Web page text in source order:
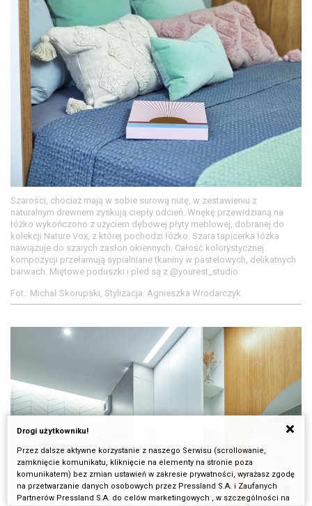
Szarości, chociaż mają w sobie surową nutę, w zestawieniu z
naturalnym drewnem zyskują ciepły odcień. Wnękę przewidzianą na
łóżko wykończono z użyciem dębowej płyty meblowej, dobranej do
kolekcji Nature Vox, z której pochodzi łóżko. Szara tapicerka łóżka
nawiązuje do szarych zasłon okiennych. Całość kolorystycznej
kompozycji przełamują sypialniane tkaniny w pastelowych, delikatnych
barwach. Miętowe poduszki i pled są z @yourest_studio.
Fot.: Michał Skorupski, Stylizacja: Agnieszka Wrodarczyk
Drogi użytkowniku!
Przez dalsze aktywne korzystanie z naszego Serwisu (scrollowanie,
zamknięcie komunikatu, kliknięcie na elementy na stronie poza
komunikatem) bez zmian ustawień w zakresie prywatności, wyrażasz zgodę
na przetwarzanie danych osobowych przez Pressland S.A. i Zaufanych
Partnerów Pressland S.A. do celów marketingowych , w szczególności na